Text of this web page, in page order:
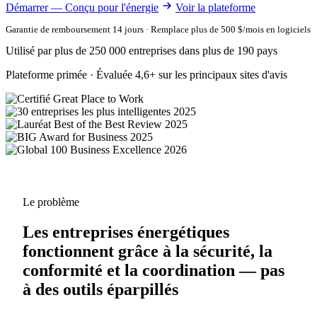
Démarrer — Conçu pour l'énergie Voir la plateforme
Garantie de remboursement 14 jours · Remplace plus de 500 $/mois en logiciels
Utilisé par plus de 250 000 entreprises dans plus de 190 pays
Plateforme primée · Évaluée 4,6+ sur les principaux sites d'avis
Le problème
Les entreprises énergétiques
fonctionnent grâce à la sécurité, la
conformité et la coordination — pas
à des outils éparpillés